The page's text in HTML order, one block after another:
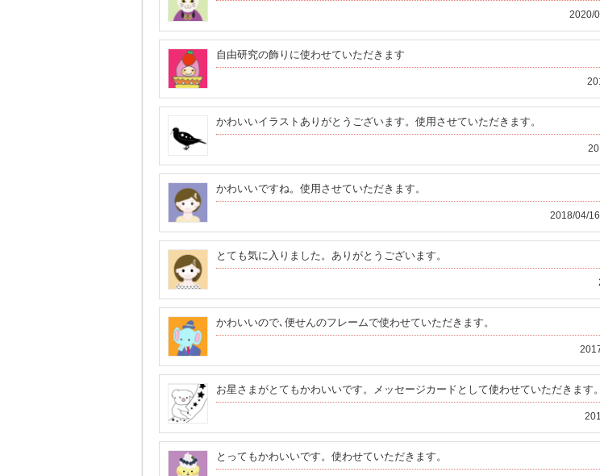
2020/
自由研究の飾りに使わせていただきます
かわいいイラストありがとうございます。使用させていただきます。
かわいいですね。使用させていただきます。
2018/04/
とても気に入りました。ありがとうございます。
かわいいので､便せんのフレームで使わせていただきます。
お星さまがとてもかわいいです。メッセージカードとして使わせていただきます。
とってもかわいいです。使わせていただきます。